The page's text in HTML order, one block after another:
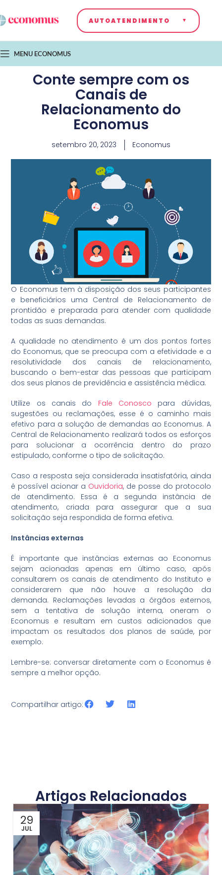
AUTOATENDIMENTO
MENU ECONOMUS
Conte sempre com os
Canais de
Relacionamento do
Economus
setembro 20, 2023 Economus
O Economus tem à disposição dos seus participantes
e beneficiários uma Central de Relacionamento de
prontidão e preparada para atender com qualidade
todas as suas demandas.
A qualidade no atendimento é um dos pontos fortes
do Economus, que se preocupa com a efetividade e a
resolutividade dos canais de relacionamento,
buscando o bem-estar das pessoas que participam
dos seus planos de previdência e assistência médica.
Utilize os canais do Fale Conosco para dúvidas,
sugestões ou reclamações, esse é o caminho mais
efetivo para a solução de demandas ao Economus. A
Central de Relacionamento realizará todos os esforços
para solucionar a ocorrência dentro do prazo
estipulado, conforme o tipo de solicitação.
Caso a resposta seja considerada insatisfatória, ainda
é possível acionar a Ouvidoria, de posse do protocolo
de atendimento. Essa é a segunda instância de
atendimento, criada para assegurar que a sua
solicitação seja respondida de forma efetiva.
Instâncias externas
É importante que instâncias externas ao Economus
sejam acionadas apenas em último caso, após
consultarem os canais de atendimento do Instituto e
considerarem que não houve a resolução da
demanda. Reclamações levadas a órgãos externos,
sem a tentativa de solução interna, oneram o
Economus e resultam em custos adicionados que
impactam os resultados dos planos de saúde, por
exemplo.
Lembre-se: conversar diretamente com o Economus é
sempre a melhor opção.
Compartilhar artigo:
Artigos Relacionados
29
JUL